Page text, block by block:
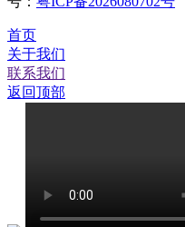
首页
关于我们
联系我们
返回顶部